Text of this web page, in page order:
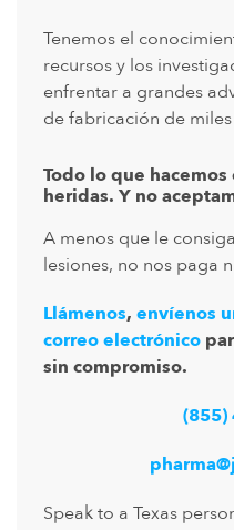
Tenemos el
recursos y los
enfrentar a grandes
de fabricación de
Todo lo que
heridas. Y no
A menos que le
lesiones, no nos paga
Llámenos, envíenos
correo electrónico
sin compromiso.
(855)
Speak to a Texas